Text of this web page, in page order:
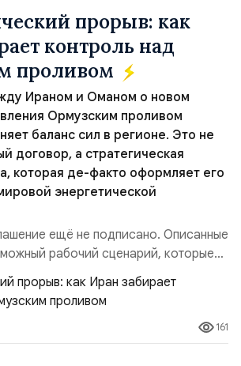
прорыв: как
контроль над
проливом
Ираном и Оманом о новом
Ормузским проливом
баланс сил в регионе. Это не
договор, а стратегическая
которая де-факто оформляет его
энергетической
ещё не подписано. Описанные
рабочий сценарий, которые
реализованы.Разбираем ключевые
этого соглашения:. 1. Новые
на 25). Было: Ранее Иран и Оман
на паритетных началах —
соглашение закрепляет за
161